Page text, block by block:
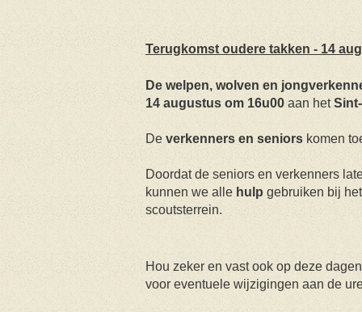
Terugkomst oudere takken - 14
De welpen, wolven en
14 augustus om 16u00 aan het
De verkenners en seniors komen
Doordat de seniors en verkenners
kunnen we alle hulp gebruiken bij
scoutsterrein.
Hou zeker en vast ook op deze
voor eventuele wijzigingen aan de